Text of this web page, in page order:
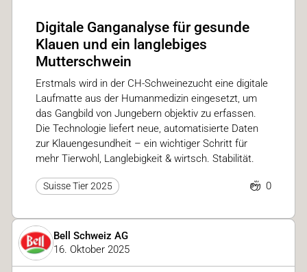
Digitale Ganganalyse für gesunde
Klauen und ein langlebiges
Mutterschwein
Erstmals wird in der CH-Schweinezucht eine digitale
Laufmatte aus der Humanmedizin eingesetzt, um
das Gangbild von Jungebern objektiv zu erfassen.
Die Technologie liefert neue, automatisierte Daten
zur Klauengesundheit – ein wichtiger Schritt für
mehr Tierwohl, Langlebigkeit & wirtsch. Stabilität.
Suisse Tier 2025 0
Bell Schweiz AG
16. Oktober 2025